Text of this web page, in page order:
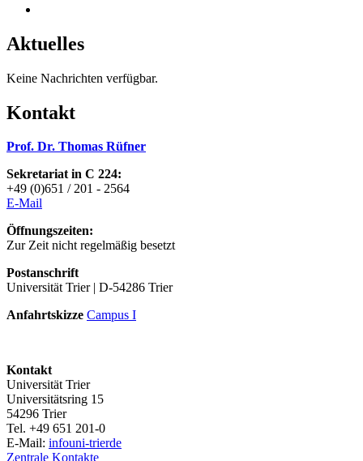
Aktuelles
Keine Nachrichten verfügbar.
Kontakt
Prof. Dr. Thomas Rüfner
Sekretariat in C 224:
+49 (0)651 / 201 - 2564
E-Mail
Öffnungszeiten:
Zur Zeit nicht regelmäßig besetzt
Postanschrift
Universität Trier | D-54286 Trier
Anfahrtskizze Campus I
Kontakt
Universität Trier
Universitätsring 15
54296 Trier
Tel. +49 651 201-0
E-Mail: infouni-trierde
Zentrale Kontakte